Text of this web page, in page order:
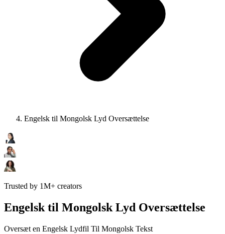
Engelsk til Mongolsk Lyd Oversættelse
Trusted by 1M+ creators
Engelsk til Mongolsk Lyd Oversættelse
Oversæt en Engelsk Lydfil Til Mongolsk Tekst